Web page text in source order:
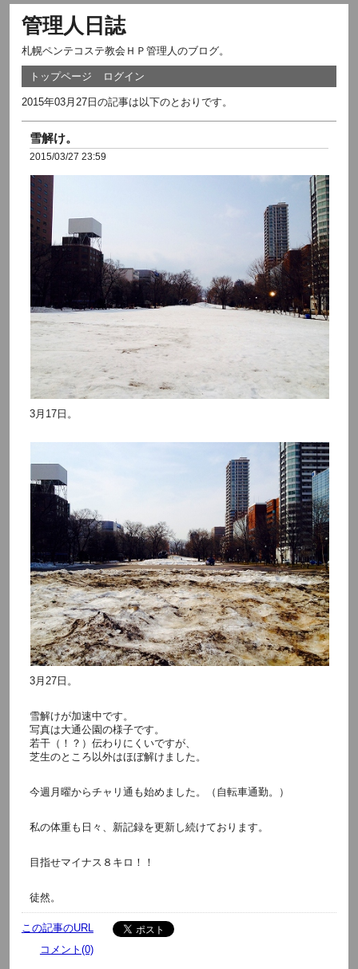
管理人日誌
札幌ペンテコステ教会ＨＰ管理人のブログ。
トップページ ログイン
2015年03月27日の記事は以下のとおりです。
雪解け。
2015/03/27 23:59
3月17日。
3月27日。
雪解けが加速中です。
写真は大通公園の様子です。
若干（！？）伝わりにくいですが、
芝生のところ以外はほぼ解けました。
今週月曜からチャリ通も始めました。（自転車通勤。）
私の体重も日々、新記録を更新し続けております。
目指せマイナス８キロ！！
徒然。
この記事のURL
コメント(0)